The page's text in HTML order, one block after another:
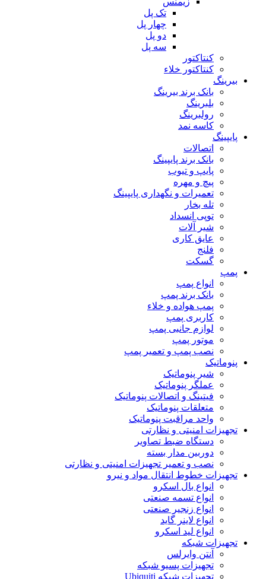
تک پل
چهار پل
دو پل
سه پل
کنتاکتور
کنتاکتور خلاء
بیرینگ
بانک برند بیرینگ
بلبرینگ
رولبرینگ
کاسه نمد
پایپینگ
اتصالات
بانک برند پایپینگ
پایپ و تیوب
پیچ و مهره
تعمیرات و نگهداری پایپینگ
تله بخار
توپی انسداد
شیر آلات
عایق کاری
فلنج
گسکت
پمپ
انواع پمپ
بانک برند پمپ
پمپ هواده و خلاء
کاربری پمپ
لوازم جانبی پمپ
موتور پمپ
نصب پمپ و تعمیر پمپ
پنوماتیک
شیر پنوماتیک
عملگر پنوماتیک
فیتینگ و اتصالات پنوماتیک
متعلقات پنوماتیک
واحد مراقبت پنوماتیک
تجهیزات امنیتی و نظارتی
دستگاه ضبط تصاویر
دوربین مدار بسته
نصب و تعمیر تجهیزات امنیتی و نظارتی
تجهیزات خطوط انتقال مواد و نیرو
انواع بال اسکرو
انواع تسمه صنعتی
انواع زنجیر صنعتی
انواع لاینر گاید
انواع لید اسکرو
تجهیزات شبکه
آنتن وایرلس
تجهیزات پسیو شبکه
تجهیزات شبکه Ubiquiti